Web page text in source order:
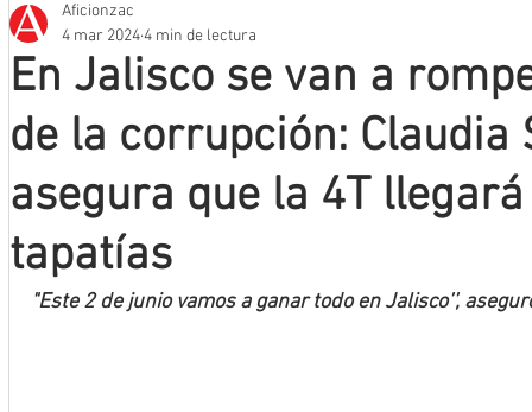
Que no se olvide
Mineros LNBP
En Jalisco se van a
de la corrupción: Claudia
asegura que la 4T
tapatías
Aficionzac
4 mar 20244 min de lectura
"Este 2 de junio vamos a ganar todo en Jalisco’’,